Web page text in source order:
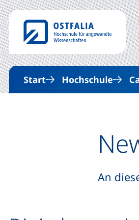
Start Hochschule
An